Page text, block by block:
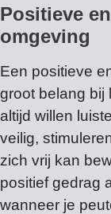
Positieve
omgeving
Een positieve
groot belang bij
altijd willen
veilig,
zich vrij kan
positief gedrag
wanneer je